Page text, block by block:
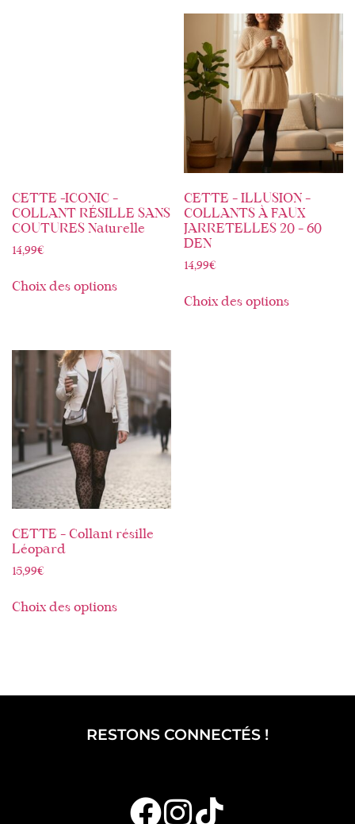
CETTE -ICONIC –
COLLANT RÉSILLE SANS
COUTURES Naturelle
14,99€
Choix des options
CETTE – ILLUSION –
COLLANTS À FAUX
JARRETELLES 20 – 60
DEN
14,99€
Choix des options
CETTE – Collant résille
Léopard
15,99€
Choix des options
RESTONS CONNECTÉS !